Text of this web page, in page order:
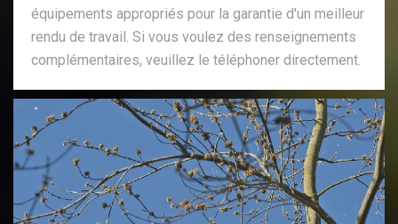
équipements appropriés pour la garantie d'un meilleur
rendu de travail. Si vous voulez des renseignements
complémentaires, veuillez le téléphoner directement.